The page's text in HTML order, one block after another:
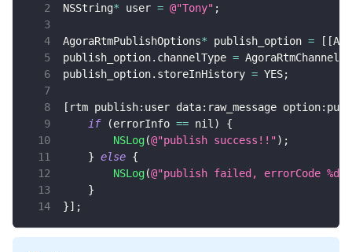
NSString* user = @"Tony" ;
AgoraRtmPublishOptions* publish_option = [ [
publish_option. channelType =
publish_option. storeInHistory = YES;
[ rtm publish: user data: raw_message option:
if
(errorInfo == nil )
{
NSLog(@"publish success!!") ;
} else {
NSLog(@"publish failed, errorCode %d,
}
}] ;